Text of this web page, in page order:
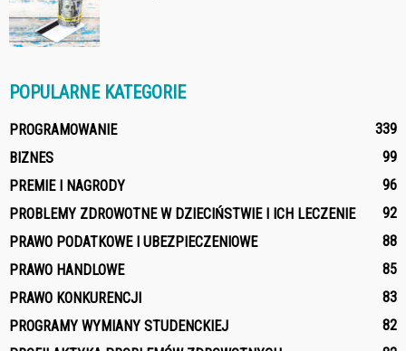
POPULARNE KATEGORIE
PROGRAMOWANIE
339
BIZNES
99
PREMIE I NAGRODY
96
PROBLEMY ZDROWOTNE W DZIECIŃSTWIE I ICH LECZENIE
92
PRAWO PODATKOWE I UBEZPIECZENIOWE
88
PRAWO HANDLOWE
85
PRAWO KONKURENCJI
83
PROGRAMY WYMIANY STUDENCKIEJ
82